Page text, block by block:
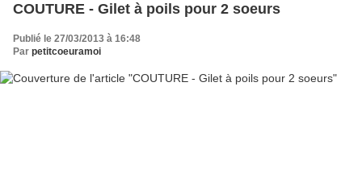
COUTURE - Gilet à poils pour 2 soeurs
Publié le 27/03/2013 à 16:48
Par petitcoeuramoi